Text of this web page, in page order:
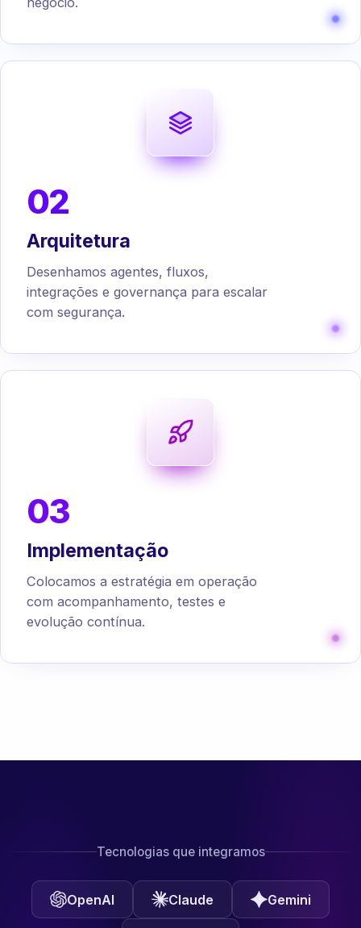
02
Arquitetura
Desenhamos agentes, fluxos,
integrações e governança para escalar
com segurança.
03
Implementação
Colocamos a estratégia em operação
com acompanhamento, testes e
evolução contínua.
Tecnologias que integramos
OpenAI Claude Gemini